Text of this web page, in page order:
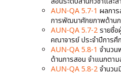
AUN-QA 5.7-1 ผลการ
การพัฒนาศักยภาพด้าน
AUN-QA 5.7-2รายชื่
คณาจารย์ ประจำปีการศึ
AUN-QA 5.8-1 จำนวน
ด้านการสอน จำแนกตาม
AUN-QA 5.8-2จำนวน